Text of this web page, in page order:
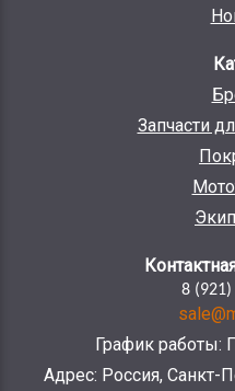
Запчасти
8
График работы:
Адрес: Россия, Санкт-